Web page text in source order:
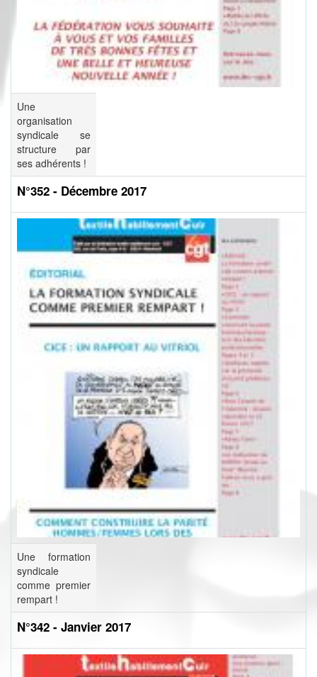
Une
organisation
syndicale se
structure par
ses adhérents !
N°352 - Décembre 2017
Une formation
syndicale
comme premier
rempart !
N°342 - Janvier 2017